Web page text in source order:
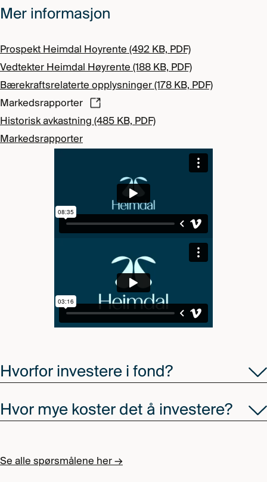
Mer informasjon
Prospekt Heimdal Hoyrente (492 KB, PDF)
Vedtekter Heimdal Høyrente (188 KB, PDF)
Bærekraftsrelaterte opplysninger (178 KB, PDF)
Markedsrapporter
Historisk avkastning (485 KB, PDF)
Markedsrapporter
Hvorfor investere i fond?
Hvor mye koster det å investere?
Se alle spørsmålene her →